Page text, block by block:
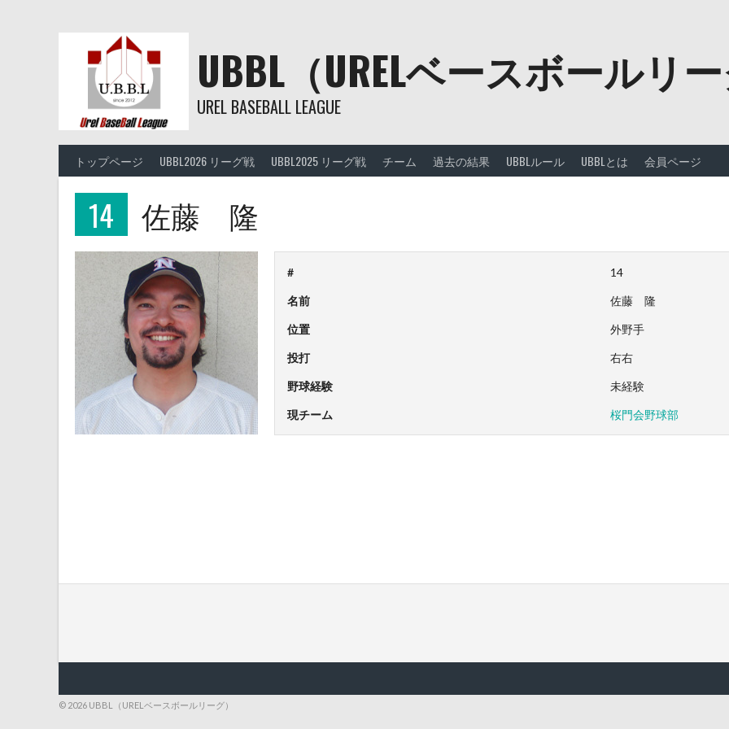
UBBL（URELベースボールリー
UREL BASEBALL LEAGUE
トップページ UBBL2026 リーグ戦 UBBL2025 リーグ戦 チーム 過去の結果 UBBLルール UBBLとは 会員ページ
14 佐藤 隆
# 14
名前 佐藤 隆
位置 外野手
投打 右右
野球経験 未経験
現チーム 桜門会野球部
© 2026 UBBL（URELベースボールリーグ）